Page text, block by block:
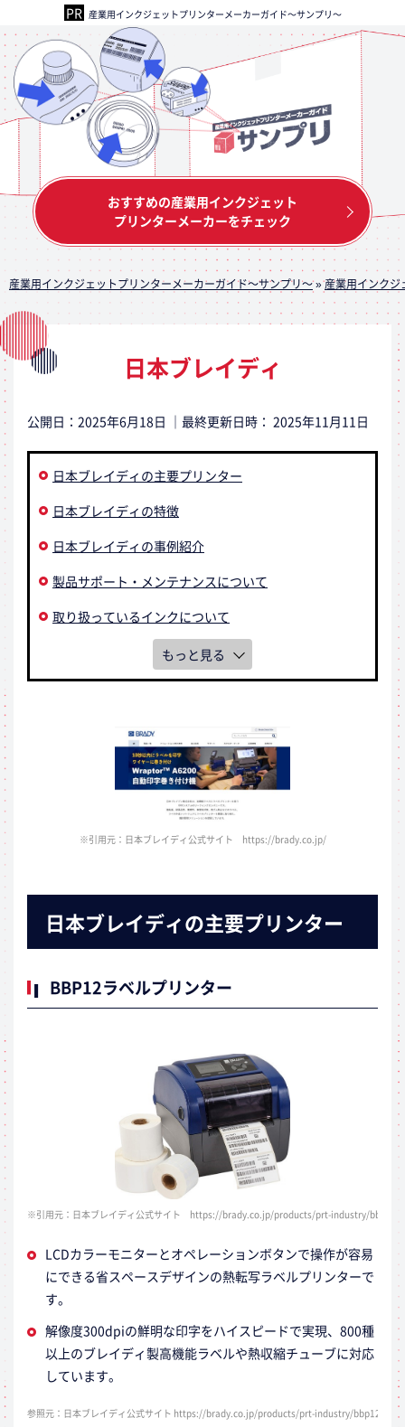
産業用インクジェットプリンターメーカーガイド～サンプリ～
おすすめの産業用インクジェット
プリンターメーカーをチェック
産業用インクジェットプリンターメーカーガイド～サンプリ～»産業用インク
日本ブレイディ
公開日： 2025年6月18日 ｜最終更新日時： 2025年11月11日
日本ブレイディの主要プリンター
日本ブレイディの特徴
日本ブレイディの事例紹介
製品サポート・メンテナンスについて
取り扱っているインクについて
もっと見る
※引用元：日本ブレイディ公式サイト https://brady.co.jp/
日本ブレイディの主要プリンター
BBP12ラベルプリンター
※引用元：日本ブレイディ公式サイト https://brady.co.jp/products/prt-industry/bbp12/
LCDカラーモニターとオペレーションボタンで操作が容易
にできる省スペースデザインの熱転写ラベルプリンターで
す。
解像度300dpiの鮮明な印字をハイスピードで実現、800種
以上のブレイディ製高機能ラベルや熱収縮チューブに対応
しています。
参照元：日本ブレイディ公式サイト https://brady.co.jp/products/prt-industry/bbp12/